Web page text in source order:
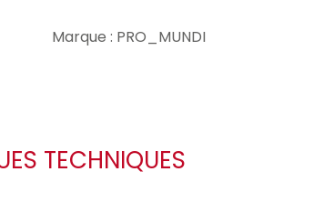
Marque : PRO_MUNDI
TECHNIQUES